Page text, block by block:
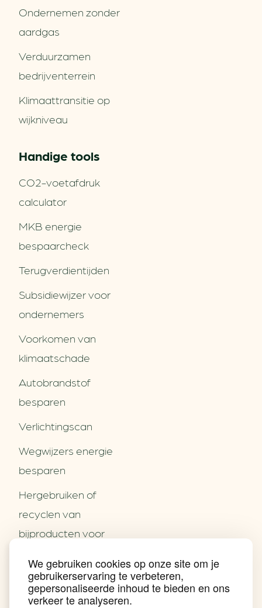
We gebruiken cookies op onze site om je
gebruikerservaring te verbeteren,
gepersonaliseerde inhoud te bieden en ons
verkeer te analyseren.
Partners
Contact
Nieuws
Praktijkverhalen
Events
Nieuwsbrief
Ondernemen zonder
aardgas
Verduurzamen
bedrijventerrein
Klimaattransitie op
wijkniveau
Handige tools
CO2-voetafdruk
calculator
MKB energie
bespaarcheck
Terugverdien­tijden
Subsidiewijzer voor
ondernemers
Voorkomen van
klimaatschade
Autobrandstof
besparen
Verlichtingscan
Wegwijzers energie
besparen
Hergebruiken of
recyclen van
bijproducten voor
Energie besparen op
uw PC